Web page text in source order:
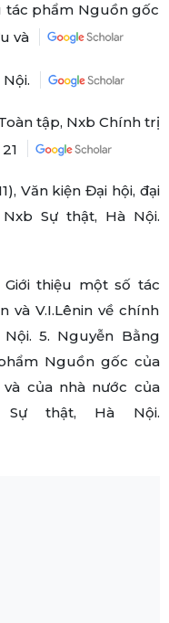
tác phẩm Nguồn gốc
và
tập, Nxb Chính trị
Văn kiện Đại hội, đại
Sự thật, Hà Nội.
Giới thiệu một số tác
và V.I.Lênin về chính
5. Nguyễn Bằng
Nguồn gốc của
của nhà nước của
Sự thật, Hà Nội.